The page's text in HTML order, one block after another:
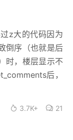
z大的代码因为
倒序（也就是后
时，楼层显示不
后，
3.7K+ 21